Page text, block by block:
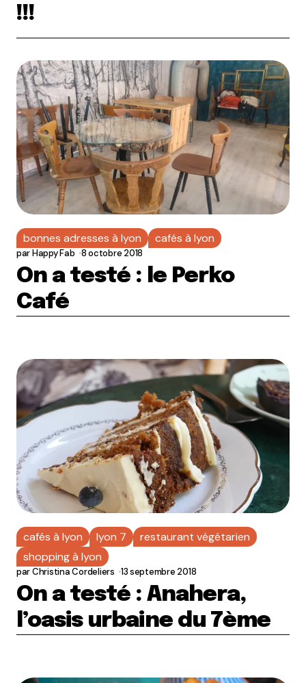
!!!
bonnes adresses à lyon cafés à lyon
parHappy Fab 8 octobre 2018
On a testé : le Perko
Café
cafés à lyon lyon 7
restaurant végétarien
shopping à lyon
parChristina Cordeliers 13 septembre 2018
On a testé : Anahera,
l’oasis urbaine du 7ème